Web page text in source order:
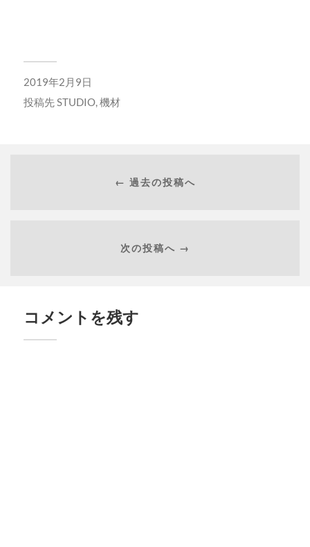
2019年2月9日
投稿先STUDIO,機材
← 過去の投稿へ
次の投稿へ →
コメントを残す